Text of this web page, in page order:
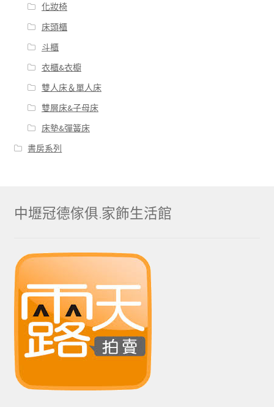
化妝椅
床頭櫃
斗櫃
衣櫃&衣櫥
雙人床＆單人床
雙層床&子母床
床墊&彈簧床
書房系列
中壢冠德傢俱.家飾生活館